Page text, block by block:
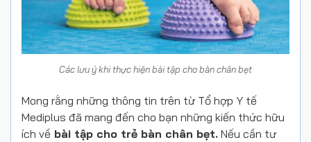
Các lưu ý khi thực hiện bài tập cho bàn chân bẹt
Mong rằng những thông tin trên từ Tổ hợp Y tế
Mediplus đã mang đến cho bạn những kiến thức hữu
ích về bài tập cho trẻ bàn chân bẹt. Nếu cần tư